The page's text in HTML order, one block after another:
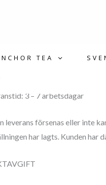
TEA
& RETUR
3 – 7 arbetsdagar
leverans försenas eller inte
har lagts. Kunden